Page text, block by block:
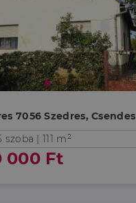
7056 Szedres, Csendes
szoba | 111 m²
000 Ft